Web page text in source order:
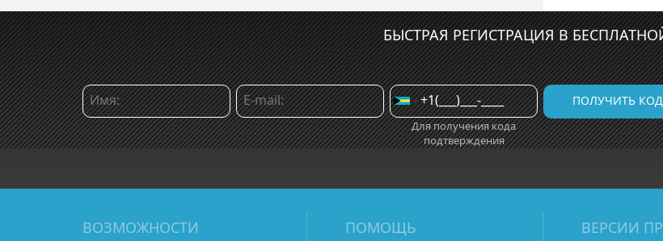
БЫСТРАЯ РЕГИСТРАЦИЯ В
Для получения кода
подтверждения
ВОЗМОЖНОСТИ ПОМОЩЬ ВЕРСИИ